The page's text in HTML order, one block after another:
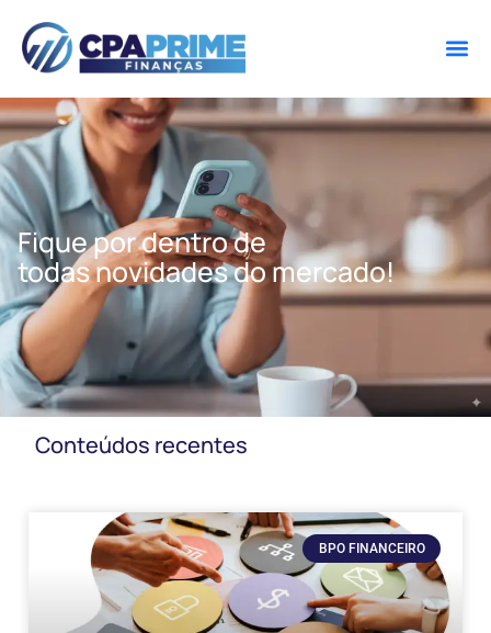
Fique por dentro de
todas novidades do mercado!
Conteúdos recentes
BPO FINANCEIRO